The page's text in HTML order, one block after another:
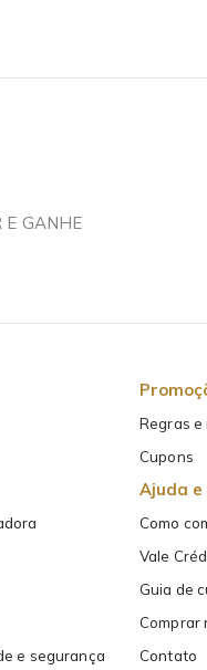
E GANHE
e segurança
Regras
Cupons
Ajuda e
Como
Vale
Guia de
Comprar
Contato